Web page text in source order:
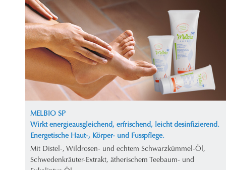
MELBIO SP
Wirkt energieausgleichend, erfrischend, leicht desinfizierend.
Energetische Haut-, Körper- und Fusspflege.
Mit Distel-, Wildrosen- und echtem Schwarzkümmel-Öl,
Schwedenkräuter-Extrakt, ätherischem Teebaum- und